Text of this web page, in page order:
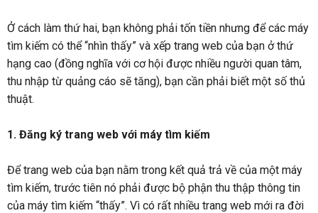
Ở cách làm thứ hai, bạn không phải tốn tiền nhưng để các máy
tìm kiếm có thể “nhìn thấy” và xếp trang web của bạn ở thứ
hạng cao (đồng nghĩa với cơ hội được nhiều người quan tâm,
thu nhập từ quảng cáo sẽ tăng), bạn cần phải biết một số thủ
thuật.
1. Đăng ký trang web với máy tìm kiếm
Để trang web của bạn nằm trong kết quả trả về của một máy
tìm kiếm, trước tiên nó phải được bộ phận thu thập thông tin
của máy tìm kiếm “thấy”. Vì có rất nhiều trang web mới ra đời